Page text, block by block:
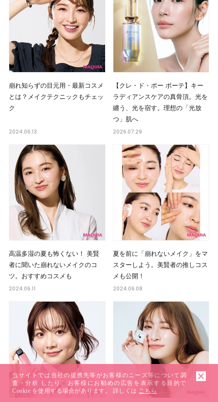
崩れ知らずの目元用・最新コスメ
とは？メイクテクニックもチェッ
ク
2024.06.13
【クレ・ド・ポー ボーテ】キー
ラディアンスケアの真骨頂。光を
纏う、光を宿す。理想の「光放
つ」肌へ
2026.07.29
高温多湿の夏も怖くない！ 美賢
者に聞いた崩れないメイクのコ
ツ。おすすめコスメも
2024.06.11
夏を前に「崩れないメイク」をマ
スターしよう。美賢者の推しコス
メも公開！
2024.06.08
当サイトでは当社の提携先等がお客様のニーズ等について調
査・分析 したり、お客様にお勧めの広告を表示する目的で
Cookie を使用する場合があります。 詳しくは こちら